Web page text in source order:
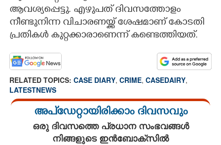
ആവശ്യപ്പെട്ടു. എഴുപത് ദിവസത്തോളം
നീണ്ടുനിന്ന വിചാരണയ്ക്ക് ശേഷമാണ് കോടതി
പ്രതികൾ കുറ്റക്കാരാണെന്ന് കണ്ടെത്തിയത്.
RELATED TOPICS: CASE DIARY, CRIME, CASEDAIRY,
LATESTNEWS
അപ്ഡേറ്റായിരിക്കാം ദിവസവും
ഒരു ദിവസത്തെ പ്രധാന സംഭവങ്ങൾ
നിങ്ങളുടെ ഇൻബോക്സിൽ